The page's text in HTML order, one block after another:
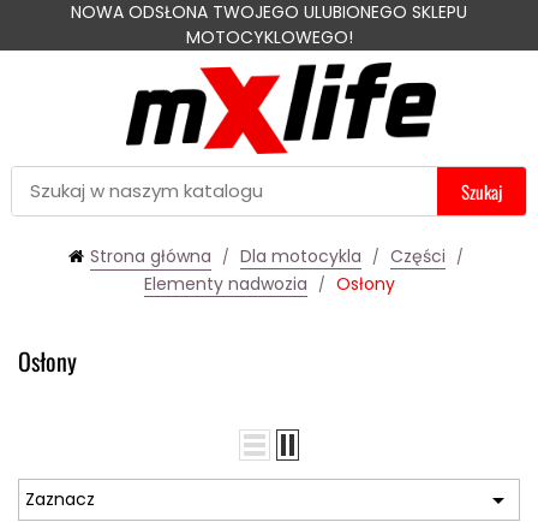
NOWA ODSŁONA TWOJEGO ULUBIONEGO SKLEPU
MOTOCYKLOWEGO!
Szukaj
Strona główna Dla motocykla
Części
Elementy nadwozia
Osłony
Osłony
Zaznacz 